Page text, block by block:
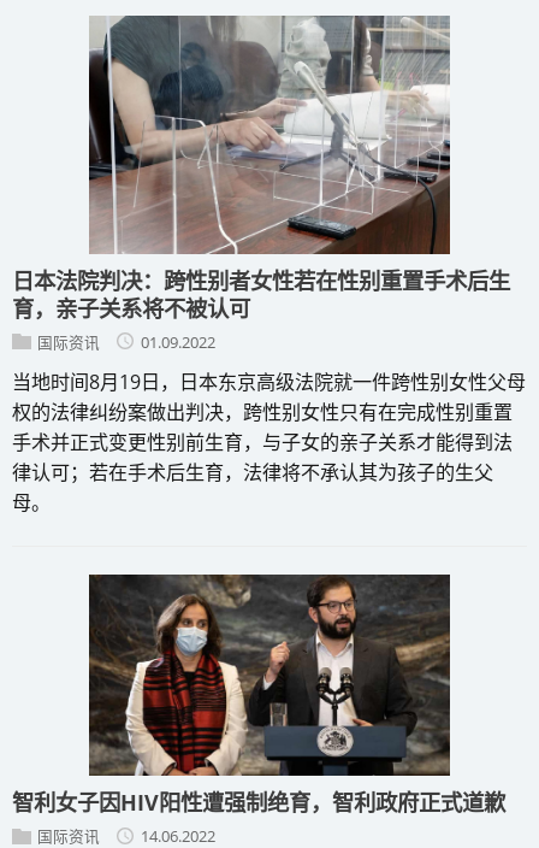
日本法院判决：跨性别者女性若在性别重置手术后生
育，亲子关系将不被认可
国际资讯 01.09.2022
当地时间8月19日，日本东京高级法院就一件跨性别女性父母
权的法律纠纷案做出判决，跨性别女性只有在完成性别重置
手术并正式变更性别前生育，与子女的亲子关系才能得到法
律认可；若在手术后生育，法律将不承认其为孩子的生父
母。
智利女子因HIV阳性遭强制绝育，智利政府正式道歉
国际资讯 14.06.2022